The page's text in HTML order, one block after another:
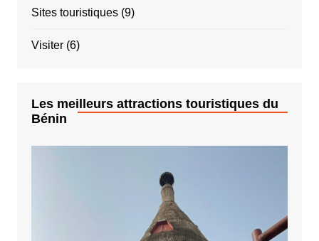
Sites touristiques(9)
Visiter(6)
Les meilleurs attractions touristiques du
Bénin